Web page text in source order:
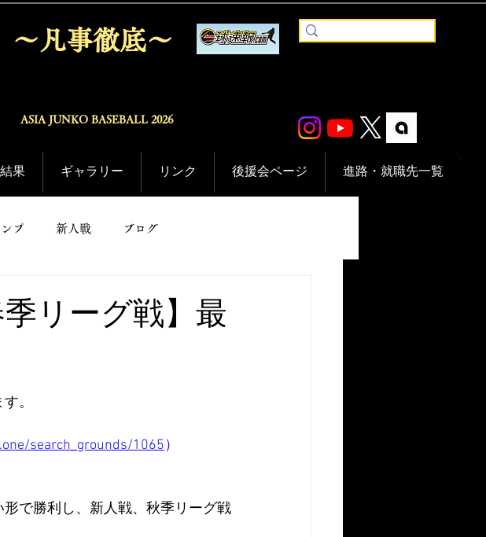
〜凡事徹底〜
ASIA JUNKO BASEBALL 2026
果 ギャラリー リンク 後援会ページ 進路・就職先一覧
プ 新人戦 ブログ
季リーグ戦】最
。
search_grounds/1065）
で勝利し、新人戦、秋季リーグ戦